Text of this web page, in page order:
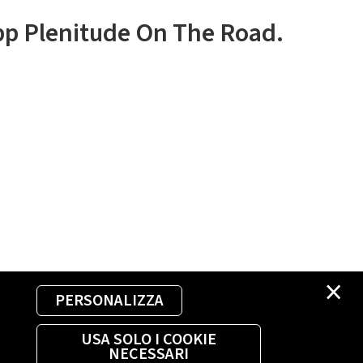
×
PERSONALIZZA
USA SOLO I COOKIE
NECESSARI
Plenitude On The Road.